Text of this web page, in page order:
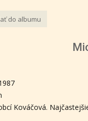
do albumu
Kováčová.